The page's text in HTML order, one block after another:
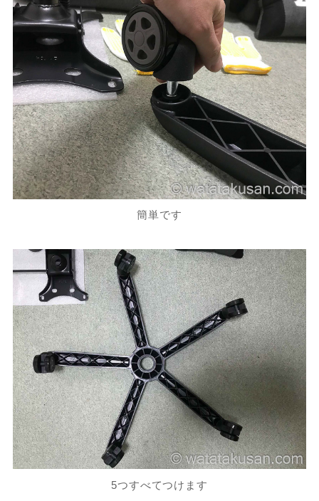
簡単です
5つすべてつけます